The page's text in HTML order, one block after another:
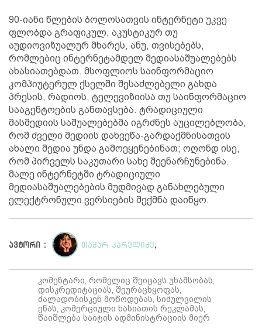
90-იანი წლების ბოლოსათვის ინტერნეტი უკვე
ფლობდა გრაფიკულ, აკუსტიკურ თუ
აუდიოვიზუალურ მხარეს, ანუ, თვისებებს,
რომლებიც ინტერნეტამდელ მედიასაშუალებებს
ახასიათებდათ. მსოფლიოს საინფორმაციო
კომპიუტერულ ქსელში შესაძლებელი გახდა
პრესის, რადიოს, ტელევიზიისა თუ საინფორმაციო
სააგენტოების განთავსება. ტრადიციული
მასმედიის საშუალებებმა იგრძნეს აუცილებლობა,
რომ ძველი მედიის დახვეწა-გარდაქმნისათვის
ახალი მედია უნდა გამოეყენებინათ; ოღონდ ისე,
რომ პირველს საკუთარი სახე შეენარჩუნებინა.
მალე ინტერნეტში ტრადიციული
მედიასაშუალებების მუდმივად განახლებული
ელექტრონული ვერსიების შექმნა დაიწყო.
ავტორი : თამარ კარელიძე ;
კომენტარი, რომელიც შეიცავს უხამსობას,
დისკრედიტაციას, შეურაცხყოფას,
ძალადობისკენ მოწოდებას, სიძულვილის
ენას, კომერციული ხასიათის რეკლამას,
წაიშლება საიტის ადმინისტრაციის მიერ